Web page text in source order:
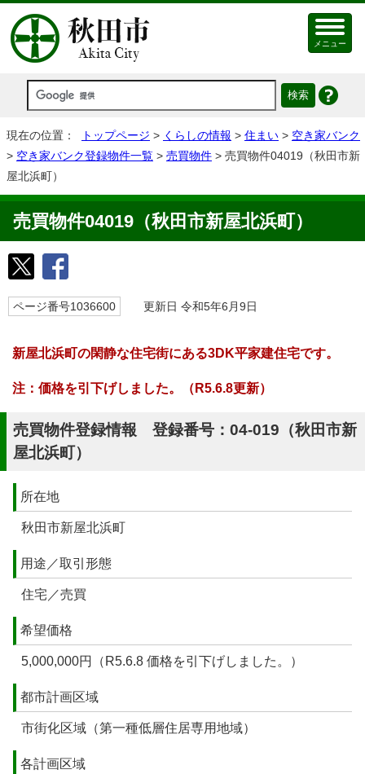
メニュー
現在の位置： トップページ > くらしの情報 > 住まい > 空き家バンク
> 空き家バンク登録物件一覧 > 売買物件 > 売買物件04019（秋田市新
屋北浜町）
売買物件04019（秋田市新屋北浜町）
ページ番号1036600 更新日 令和5年6月9日
新屋北浜町の閑静な住宅街にある3DK平家建住宅です。
注：価格を引下げしました。 （R5.6.8更新）
売買物件登録情報 登録番号：04-019（秋田市新
屋北浜町）
所在地
秋田市新屋北浜町
用途／取引形態
住宅／売買
希望価格
5,000,000円（R5.6.8 価格を引下げしました。）
都市計画区域
市街化区域（第一種低層住居専用地域）
各計画区域